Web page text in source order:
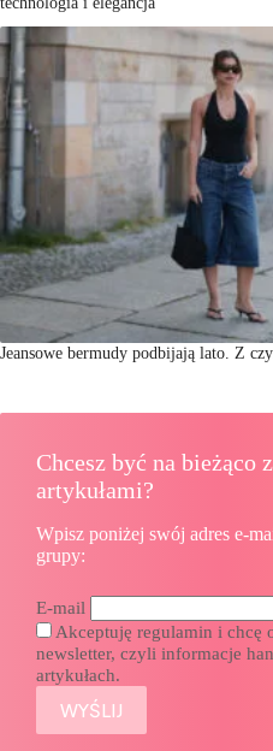
Jeansowe bermudy podbijają lato. Z
Chcesz być na bieżąco
artykułami?
Wpisz poniżej swój adres e-
grupy:
E-mail
Akceptuję regulamin i chcę
newsletter, czyli informacje
artykułach.